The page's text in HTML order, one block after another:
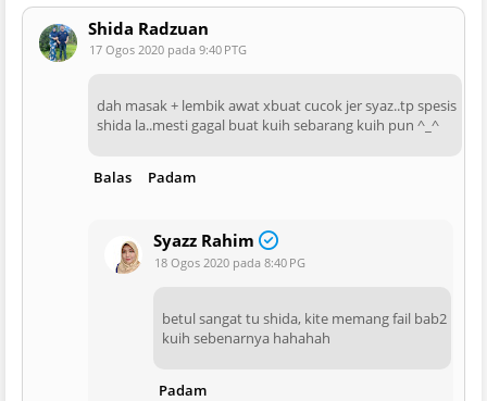
Shida Radzuan
17 Ogos 2020 pada 9:40 PTG
dah masak + lembik awat xbuat cucok jer syaz..tp spesis
shida la..mesti gagal buat kuih sebarang kuih pun ^_^
Balas Padam
Syazz Rahim
18 Ogos 2020 pada 8:40 PG
betul sangat tu shida, kite memang fail bab2
kuih sebenarnya hahahah
Padam